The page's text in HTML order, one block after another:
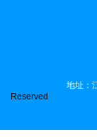
地址：
Reserved